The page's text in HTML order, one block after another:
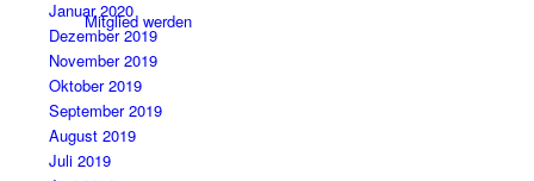
Mitglied werden
Januar 2020
Dezember 2019
November 2019
Oktober 2019
September 2019
August 2019
Juli 2019